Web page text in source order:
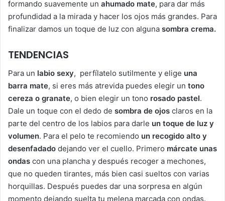
formando suavemente un ahumado mate, para dar más
profundidad a la mirada y hacer los ojos más grandes. Para
finalizar damos un toque de luz con alguna sombra crema.
TENDENCIAS
Para un labio sexy, perfílatelo sutilmente y elige una
barra mate, si eres más atrevida puedes elegir un tono
cereza o granate, o bien elegir un tono rosado pastel.
Dale un toque con el dedo de sombra de ojos claros en la
parte del centro de los labios para darle un toque de luz y
volumen. Para el pelo te recomiendo un recogido alto y
desenfadado dejando ver el cuello. Primero márcate unas
ondas con una plancha y después recoger a mechones,
que no queden tirantes, más bien casi sueltos con varias
horquillas. Después puedes dar una sorpresa en algún
momento dejando suelta tu melena marcada con ondas.